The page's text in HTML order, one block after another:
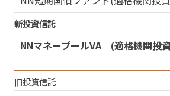
新投資信託
NNマネープールVA (適格機関投
旧投資信託